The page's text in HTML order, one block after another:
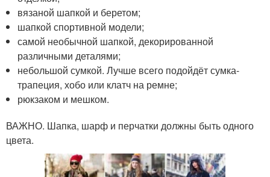
вязаной шапкой и беретом;
шапкой спортивной модели;
самой необычной шапкой, декорированной
различными деталями;
небольшой сумкой. Лучше всего подойдёт сумка-
трапеция, хобо или клатч на ремне;
рюкзаком и мешком.
ВАЖНО. Шапка, шарф и перчатки должны быть одного
цвета.